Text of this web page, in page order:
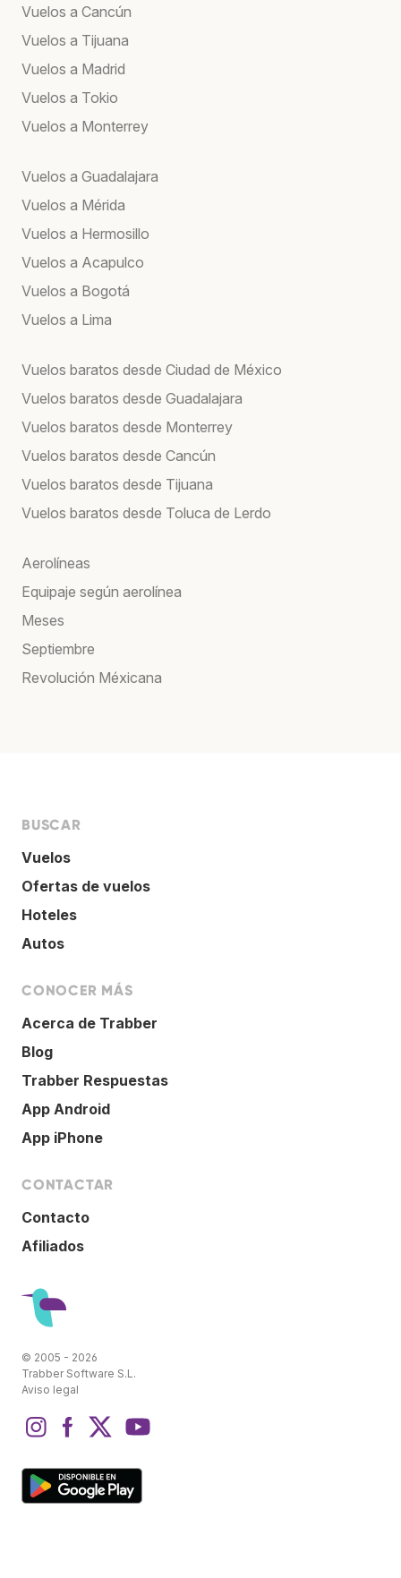
Vuelos a Cancún
Vuelos a Tijuana
Vuelos a Madrid
Vuelos a Tokio
Vuelos a Monterrey
Vuelos a Guadalajara
Vuelos a Mérida
Vuelos a Hermosillo
Vuelos a Acapulco
Vuelos a Bogotá
Vuelos a Lima
Vuelos baratos desde Ciudad de México
Vuelos baratos desde Guadalajara
Vuelos baratos desde Monterrey
Vuelos baratos desde Cancún
Vuelos baratos desde Tijuana
Vuelos baratos desde Toluca de Lerdo
Aerolíneas
Equipaje según aerolínea
Meses
Septiembre
Revolución Méxicana
BUSCAR
Vuelos
Ofertas de vuelos
Hoteles
Autos
CONOCER MÁS
Acerca de Trabber
Blog
Trabber Respuestas
App Android
App iPhone
CONTACTAR
Contacto
Afiliados
© 2005 - 2026
Trabber Software S.L.
Aviso legal